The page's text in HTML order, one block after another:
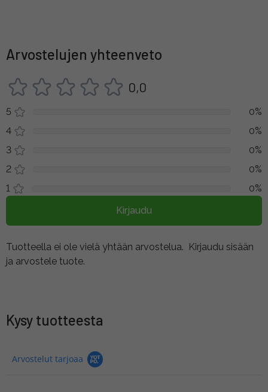
Arvostelujen yhteenveto
0,0
5
0%
4
0%
3
0%
2
0%
1
0%
Kirjaudu
Tuotteella ei ole vielä yhtään arvostelua. Kirjaudu sisään
ja arvostele tuote.
Kysy tuotteesta
Arvostelut tarjoaa